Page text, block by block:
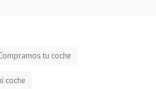
tu coche
coche